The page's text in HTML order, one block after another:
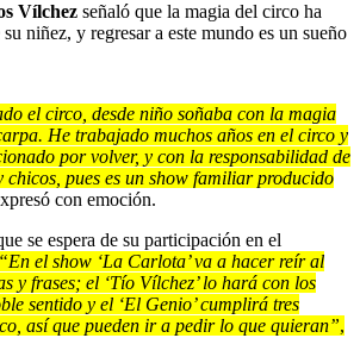
Vílchez señaló que la magia del circo ha
niñez, y regresar a este mundo es un sueño
el circo, desde niño soñaba con la magia
He trabajado muchos años en el circo y
por volver, y con la responsabilidad de
chicos, pues es un show familiar producido
con emoción.
se espera de su participación en el
“En el show ‘La Carlota’ va a hacer reír al
y frases; el ‘Tío Vílchez’ lo hará con los
sentido y el ‘El Genio’ cumplirá tres
así que pueden ir a pedir lo que quieran”,